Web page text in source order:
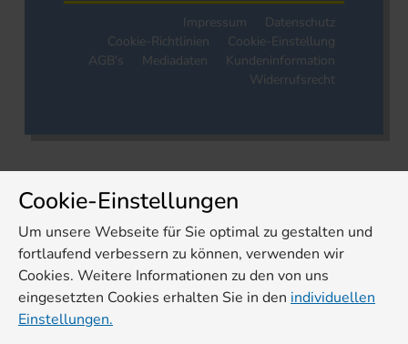
Impressum
Datenschutz
Cookie-Richtlinien
Cookie-Einstellung
AGB's
Mediadaten
Kundeninformation
Widerrufsrecht
Cookie-Einstellungen
Um unsere Webseite für Sie optimal zu gestalten und
fortlaufend verbessern zu können, verwenden wir
Cookies. Weitere Informationen zu den von uns
eingesetzten Cookies erhalten Sie in den individuellen
Einstellungen.